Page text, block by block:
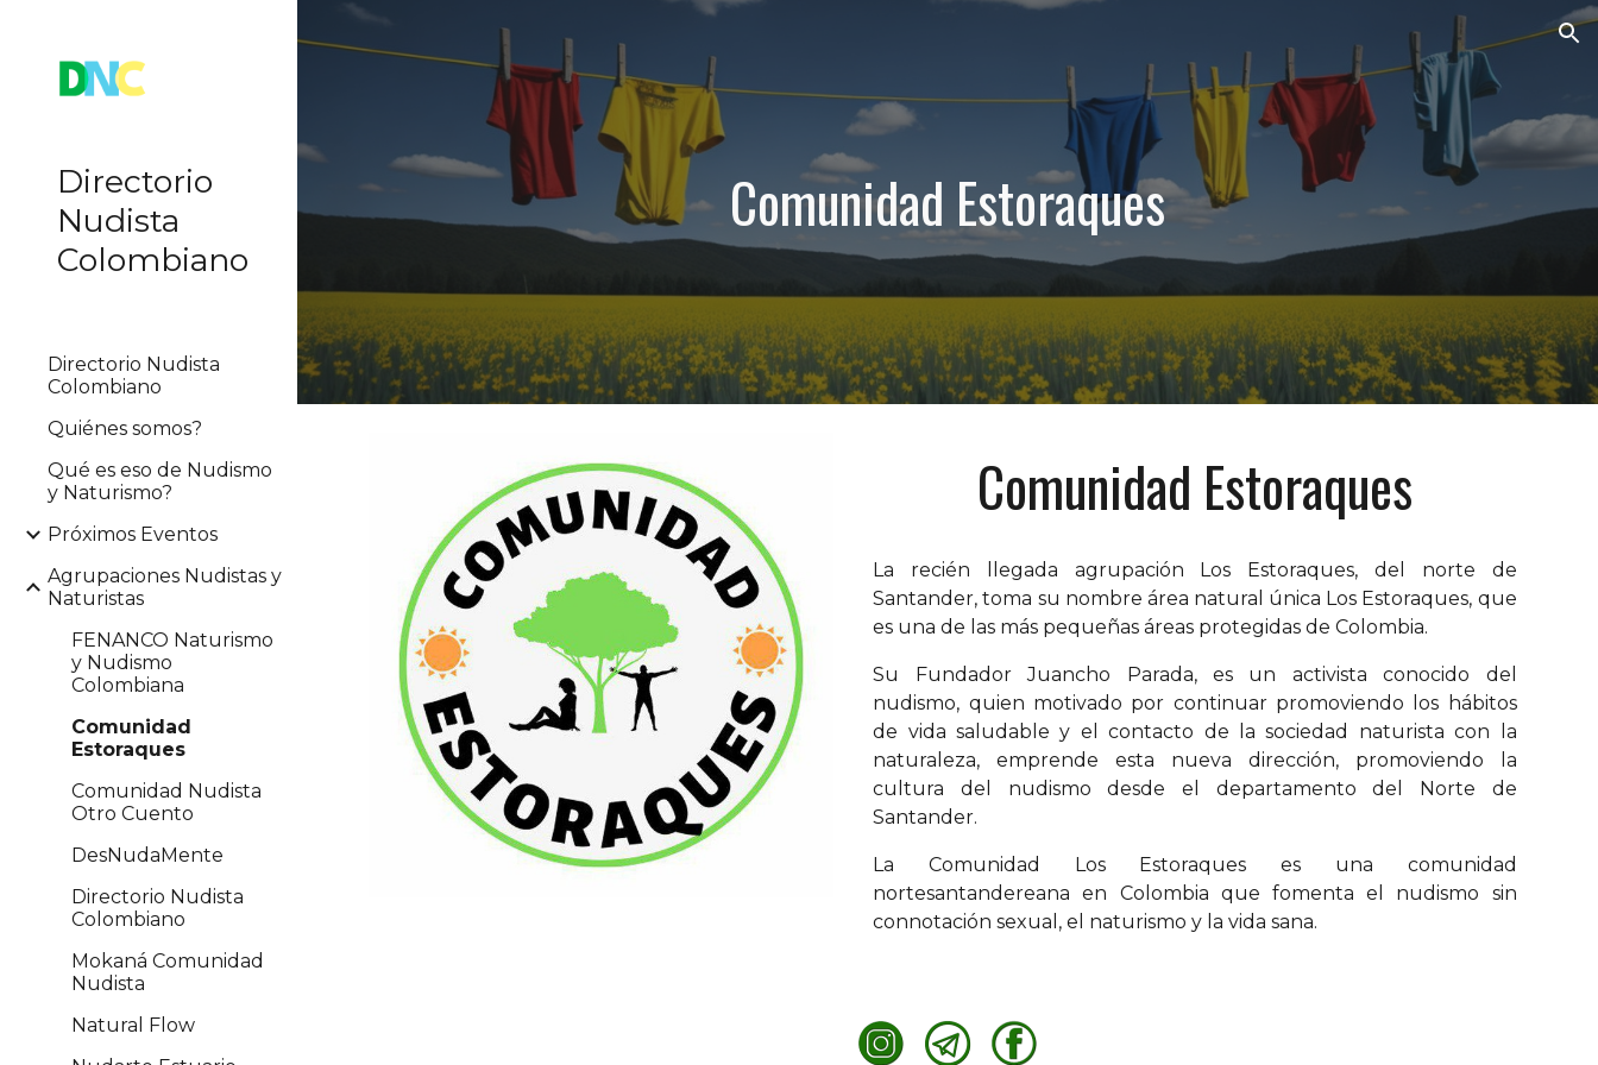
Skip to main content
Directorio
Nudista
Colombiano
Directorio Nudista
Colombiano
Quiénes somos?
Qué es eso de Nudismo
y Naturismo?
Próximos Eventos
Agrupaciones Nudistas y
Naturistas
FENANCO Naturismo
y Nudismo
Colombiana
Comunidad
Estoraques
Comunidad Nudista
Otro Cuento
DesNudaMente
Directorio Nudista
Colombiano
Mokaná Comunidad
Nudista
Natural Flow
Comunidad Estoraques
Comunidad Estoraques
La recién llegada agrupación Los Estoraques, del norte de
Santander, toma su nombre área natural única Los Estoraques, que
es una de las más pequeñas áreas protegidas de Colombia.
Su Fundador Juancho Parada, es un activista conocido del
nudismo, quien motivado por continuar promoviendo los hábitos
de vida saludable y el contacto de la sociedad naturista con la
naturaleza, emprende esta nueva dirección, promoviendo la
cultura del nudismo desde el departamento del Norte de
Santander.
La Comunidad Los Estoraques es una comunidad
nortesantandereana en Colombia que fomenta el nudismo sin
connotación sexual, el naturismo y la vida sana.